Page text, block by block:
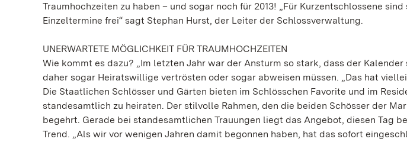
Traumhochzeiten zu haben – und sogar noch für 2013! „Für Kurzentschlossene
Einzeltermine frei“ sagt Stephan Hurst, der Leiter der Schlossverwaltung.
UNERWARTETE MÖGLICHKEIT FÜR TRAUMHOCHZEITEN
Wie kommt es dazu? „Im letzten Jahr war der Ansturm so stark, dass der
daher sogar Heiratswillige vertrösten oder sogar abweisen müssen. „Das hat
Die Staatlichen Schlösser und Gärten bieten im Schlösschen Favorite und im
standesamtlich zu heiraten. Der stilvolle Rahmen, den die beiden Schösser der
begehrt. Gerade bei standesamtlichen Trauungen liegt das Angebot, diesen Tag
Trend. „Als wir vor wenigen Jahren damit begonnen haben, hat das sofort